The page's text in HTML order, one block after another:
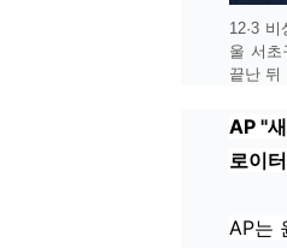
12·3
울 서초
끝난 뒤
AP "
로이
AP는